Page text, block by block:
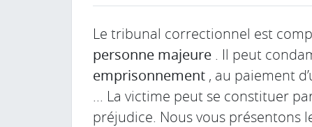
Le tribunal correctionnel est
personne majeure . Il peut
emprisonnement , au paiement
... La victime peut se constituer
préjudice. Nous vous présentons